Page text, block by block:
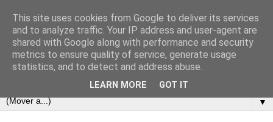
▼
This site uses cookies from Google to deliver its services
and to analyze traffic. Your IP address and user-agent are
shared with Google along with performance and security
metrics to ensure quality of service, generate usage
statistics, and to detect and address abuse.
LEARN MORE GOT IT